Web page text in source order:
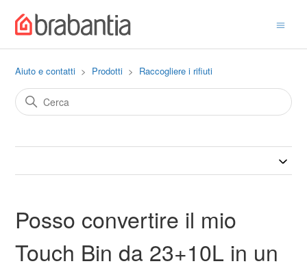
Aiuto e contatti Prodotti Raccogliere i rifiuti
Posso convertire il mio
Touch Bin da 23+10L in un